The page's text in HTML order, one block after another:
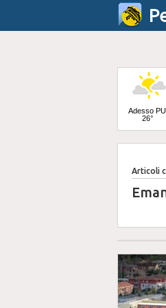
Adesso PU
26°
Lunedì
24° / 33°
Articoli